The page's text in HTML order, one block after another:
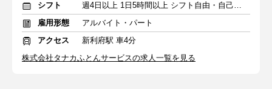
シフト
週4日以上 1日5時間以上 シフト自由・自己申告
雇用形態
アルバイト・パート
アクセス
新利府駅 車4分
株式会社タナカふとんサービスの求人一覧を見る